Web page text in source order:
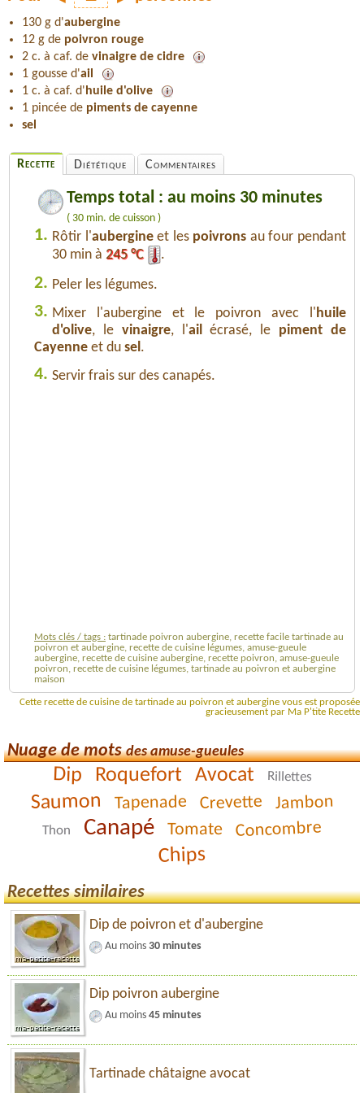
130 g d'aubergine
12 g de poivron rouge
2 c. à caf. de vinaigre de cidre
1 gousse d'ail
1 c. à caf. d' huile d'olive
1 pincée de piments de cayenne
sel
Recette Diététique Commentaires
Temps total : au moins 30 minutes
( 30 min. de cuisson )
1. Rôtir l'aubergineet les poivrons au four pendant
30 min à 245 °C .
2. Peler les légumes.
3. Mixer l'aubergine et le poivron avec l' huile
d'olive, le vinaigre, l'ail écrasé, le piment de
Cayenne et du sel .
4. Servir frais sur des canapés.
Mots clés / tags : tartinade poivron aubergine, recette facile tartinade au
poivron et aubergine, recette de cuisine légumes, amuse-gueule
aubergine, recette de cuisine aubergine, recette poivron, amuse-gueule
poivron, recette de cuisine légumes, tartinade au poivron et aubergine
maison
Cette recette de cuisine de tartinade au poivron et aubergine vous est proposée
gracieusement par Ma P'tite Recette
Nuage de motsdes amuse-gueules
Dip Roquefort Avocat Rillettes
Saumon Tapenade Crevette Jambon
Thon Canapé Tomate Concombre
Chips
Recettes similaires
Dip de poivron et d'aubergine
Au moins 30 minutes
Dip poivron aubergine
Au moins 45 minutes
Tartinade châtaigne avocat